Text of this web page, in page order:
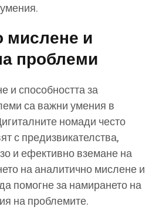
мислене и
проблеми
и способността за
са важни умения в
номади често
с предизвикателства,
и ефективно вземане на
на аналитично мислене и
помогне за намирането на
на проблемите.